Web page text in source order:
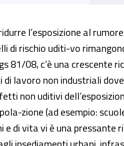
l’esposizione al
di rischio uditi-vo
81/08, c’è una crescente
di lavoro non industriali
non uditivi
zione (ad esempio:
e di vita vi è una pressante